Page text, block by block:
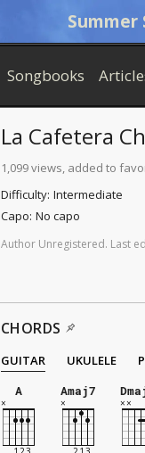
Summer
Songbooks
La Cafetera
1,099 views, added to
Difficulty: Intermediate
Capo: No capo
Author Unregistered. Last
CHORDS
GUITAR UKULELE
A
Amaj7